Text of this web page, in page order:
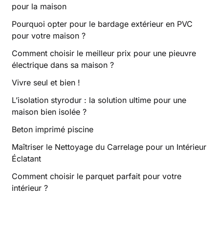
pour la maison
Pourquoi opter pour le bardage extérieur en PVC
pour votre maison ?
Comment choisir le meilleur prix pour une pieuvre
électrique dans sa maison ?
Vivre seul et bien !
L’isolation styrodur : la solution ultime pour une
maison bien isolée ?
Beton imprimé piscine
Maîtriser le Nettoyage du Carrelage pour un Intérieur
Éclatant
Comment choisir le parquet parfait pour votre
intérieur ?